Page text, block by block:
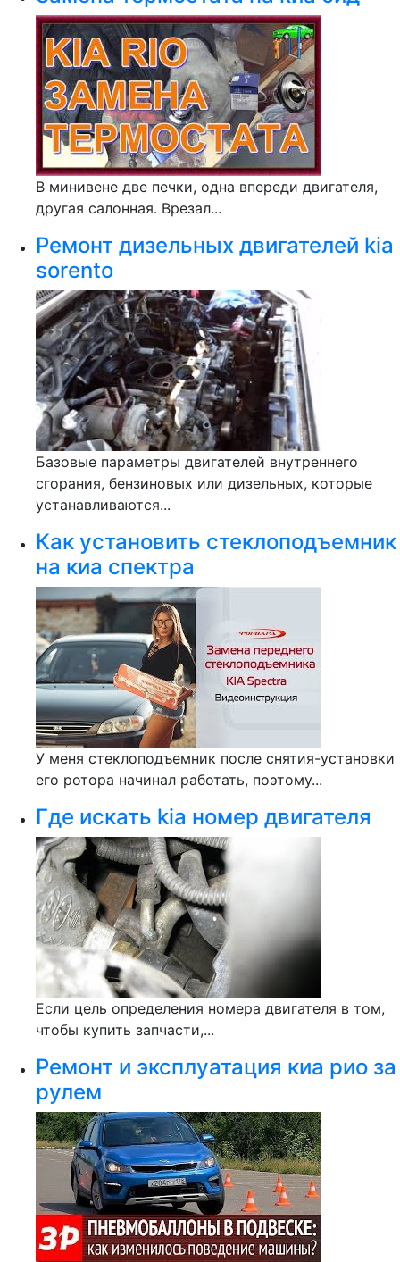
В минивене две печки, одна впереди двигателя,
другая салонная. Врезал...
Ремонт дизельных двигателей kia
sorento
Базовые параметры двигателей внутреннего
сгорания, бензиновых или дизельных, которые
устанавливаются...
Как установить стеклоподъемник
на киа спектра
У меня стеклоподъемник после снятия-установки
его ротора начинал работать, поэтому...
Где искать kia номер двигателя
Если цель определения номера двигателя в том,
чтобы купить запчасти,...
Ремонт и эксплуатация киа рио за
рулем